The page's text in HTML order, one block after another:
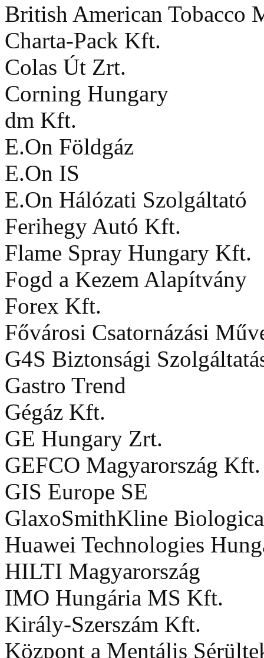
British American Tobacco
Charta-Pack Kft.
Colas Út Zrt.
Corning Hungary
dm Kft.
E.On Földgáz
E.On IS
E.On Hálózati Szolgáltató
Ferihegy Autó Kft.
Flame Spray Hungary Kft.
Fogd a Kezem Alapítvány
Forex Kft.
Fővárosi Csatornázási
G4S Biztonsági
Gastro Trend
Gégáz Kft.
GE Hungary Zrt.
GEFCO Magyarország Kft.
GIS Europe SE
GlaxoSmithKline
Huawei Technologies
HILTI Magyarország
IMO Hungária MS Kft.
Király-Szerszám Kft.
Központ a Mentális